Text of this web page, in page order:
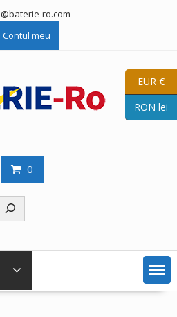
ro.com
Contul meu
0
EUR €
RON lei